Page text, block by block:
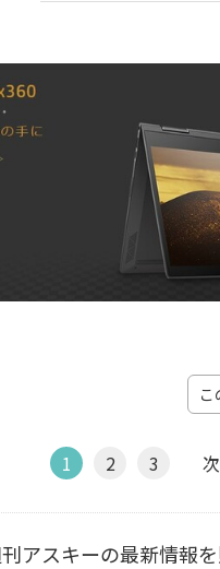
こ
1 2 3
アスキーの最新情報